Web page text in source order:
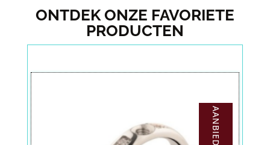
ONTDEK ONZE FAVORIETE
PRODUCTEN